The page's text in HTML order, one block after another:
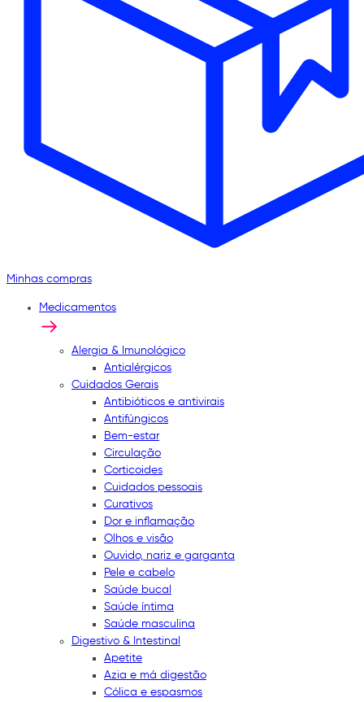
Minhas compras
Medicamentos
Alergia & Imunológico
Antialérgicos
Cuidados Gerais
Antibióticos e antivirais
Antifúngicos
Bem-estar
Circulação
Corticoides
Cuidados pessoais
Curativos
Dor e inflamação
Olhos e visão
Ouvido, nariz e garganta
Pele e cabelo
Saúde bucal
Saúde íntima
Saúde masculina
Digestivo & Intestinal
Apetite
Azia e má digestão
Cólica e espasmos